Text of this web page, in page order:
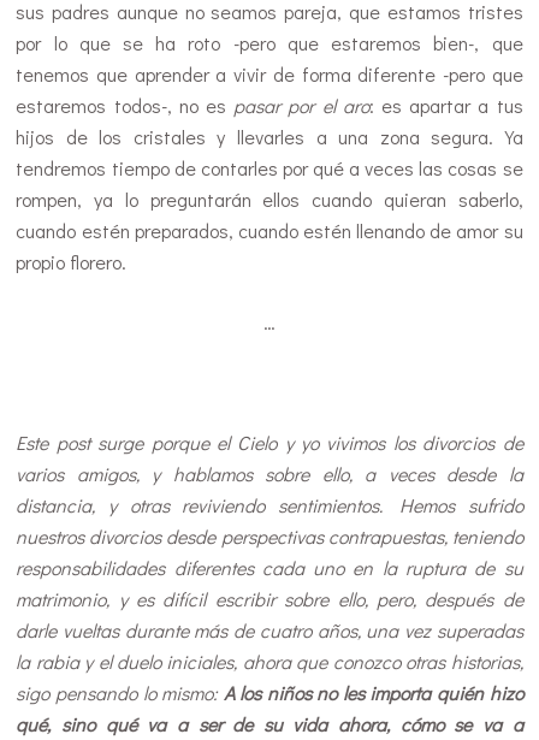
sus padres aunque no seamos pareja, que estamos tristes
por lo que se ha roto -pero que estaremos bien-, que
tenemos que aprender a vivir de forma diferente -pero que
estaremos todos-, no es pasar por el aro: es apartar a tus
hijos de los cristales y llevarles a una zona segura. Ya
tendremos tiempo de contarles por qué a veces las cosas se
rompen, ya lo preguntarán ellos cuando quieran saberlo,
cuando estén preparados, cuando estén llenando de amor su
propio florero.
…
Este post surge porque el Cielo y yo vivimos los divorcios de
varios amigos, y hablamos sobre ello, a veces desde la
distancia, y otras reviviendo sentimientos. Hemos sufrido
nuestros divorcios desde perspectivas contrapuestas, teniendo
responsabilidades diferentes cada uno en la ruptura de su
matrimonio, y es difícil escribir sobre ello, pero, después de
darle vueltas durante más de cuatro años, una vez superadas
la rabia y el duelo iniciales, ahora que conozco otras historias,
sigo pensando lo mismo:A los niños no les importa quién hizo
qué, sino qué va a ser de su vida ahora, cómo se va a